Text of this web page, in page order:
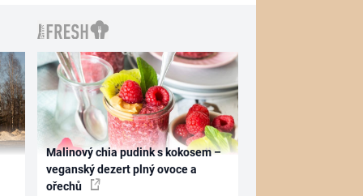
Malinový chia pudink s kokosem –
veganský dezert plný ovoce a
ořechů